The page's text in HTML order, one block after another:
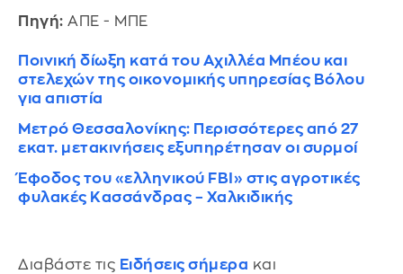
Πηγή: ΑΠΕ - ΜΠΕ
Ποινική δίωξη κατά του Αχιλλέα Μπέου και
στελεχών της οικονομικής υπηρεσίας Βόλου
για απιστία
Μετρό Θεσσαλονίκης: Περισσότερες από 27
εκατ. μετακινήσεις εξυπηρέτησαν οι συρμοί
Έφοδος του «ελληνικού FBI» στις αγροτικές
φυλακές Κασσάνδρας – Χαλκιδικής
Διαβάστε τις Ειδήσεις σήμερα και